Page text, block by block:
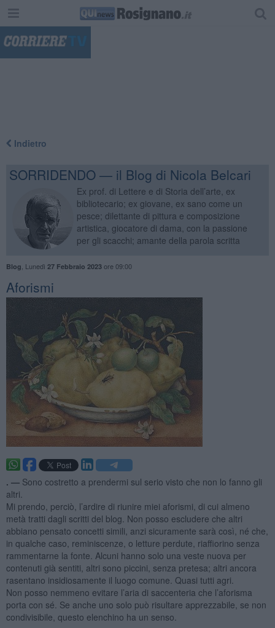
Indietro
SORRIDENDO — il Blog di Nicola Belcari
Ex prof. di Lettere e di Storia dell’arte, ex
bibliotecario; ex giovane, ex sano come un
pesce; dilettante di pittura e composizione
artistica, giocatore di dama, con la passione
per gli scacchi; amante della parola scritta
Blog Lunedì 27 Febbraio 2023ore 09:00
Aforismi
. — Sono costretto a prendermi sul serio visto che non lo fanno gli
altri.
Mi prendo, perciò, l’ardire di riunire miei aforismi, di cui almeno
metà tratti dagli scritti del blog. Non posso escludere che altri
abbiano pensato concetti simili, anzi sicuramente sarà così, né che,
in qualche caso, reminiscenze, o letture perdute, riaffiorino senza
rammentarne la fonte. Alcuni hanno solo una veste nuova per
contenuti già sentiti, altri sono piccini, senza pretesa; altri ancora
rasentano insidiosamente il luogo comune. Quasi tutti agri.
Non posso nemmeno evitare l’aria di saccenteria che l’aforisma
porta con sé. Se anche uno solo può risultare apprezzabile, se non
condivisibile, questo elenchino ha un senso.